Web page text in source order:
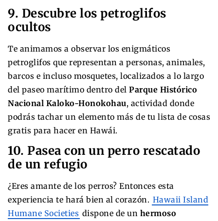
9. Descubre los petroglifos
ocultos
Te animamos a observar los enigmáticos
petroglifos que representan a personas, animales,
barcos e incluso mosquetes, localizados a lo largo
del paseo marítimo dentro del Parque Histórico
Nacional Kaloko-Honokohau, actividad donde
podrás tachar un elemento más de tu lista de cosas
gratis para hacer en Hawái.
10. Pasea con un perro rescatado
de un refugio
¿Eres amante de los perros? Entonces esta
experiencia te hará bien al corazón. Hawaii Island
Humane Societies dispone de un hermoso